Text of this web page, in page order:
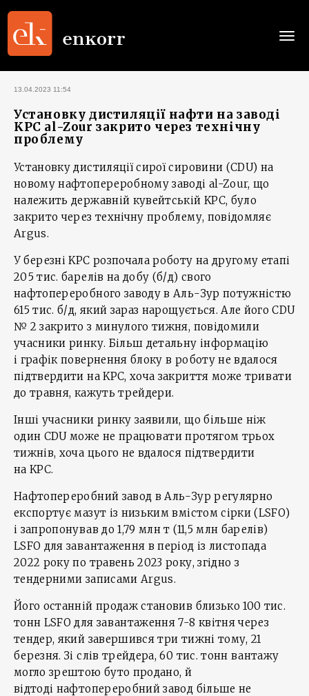
13.04.2023 11:54
Установку дистиляції нафти на заводі
KPC al-Zour закрито через технічну
проблему
Установку дистиляції сирої сировини (CDU) на
новому нафтопереробному заводі al-Zour, що
належить державній кувейтській KPC, було
закрито через технічну проблему, повідомляє
Argus.
У березні KPC розпочала роботу на другому етапі
205 тис. барелів на добу (б/д) свого
нафтопереробного заводу в Аль-Зур потужністю
615 тис. б/д, який зараз нарощується. Але його CDU
№ 2 закрито з минулого тижня, повідомили
учасники ринку. Більш детальну інформацію
і графік повернення блоку в роботу не вдалося
підтвердити на KPC, хоча закриття може тривати
до травня, кажуть трейдери.
Інші учасники ринку заявили, що більше ніж
один CDU може не працювати протягом трьох
тижнів, хоча цього не вдалося підтвердити
на KPC.
Нафтопереробний завод в Аль-Зур регулярно
експортує мазут із низьким вмістом сірки (LSFO)
і запропонував до 1,79 млн т (11,5 млн барелів)
LSFO для завантаження в період із листопада
2022 року по травень 2023 року, згідно з
тендерними записами Argus.
Його останній продаж становив близько 100 тис.
тонн LSFO для завантаження 7-8 квітня через
тендер, який завершився три тижні тому, 21
березня. Зі слів трейдера, 60 тис. тонн вантажу
могло зрештою буто продано, й
відтоді нафтопереробний завод більше не